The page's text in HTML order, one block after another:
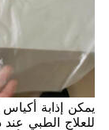
يمكن إذابة